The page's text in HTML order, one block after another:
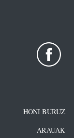
HONI BURUZ
ARAUAK